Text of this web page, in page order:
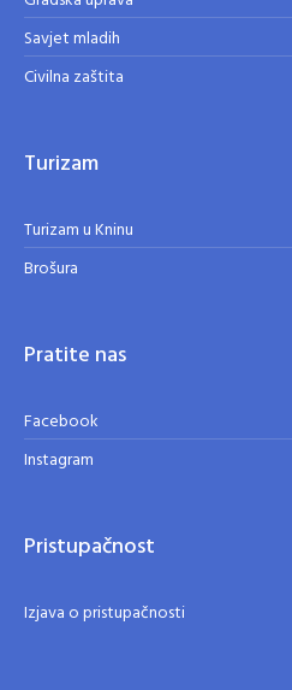
Savjet mladih
Civilna zaštita
Turizam
Turizam u Kninu
Brošura
Pratite nas
Facebook
Instagram
Pristupačnost
Izjava o pristupačnosti